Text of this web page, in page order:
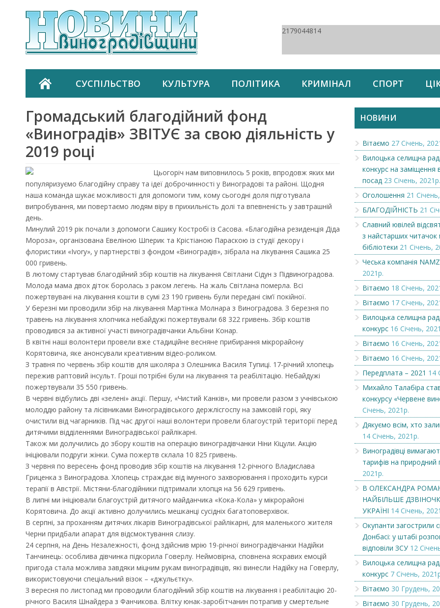
2179044814
СУСПІЛЬСТВО КУЛЬТУРА ПОЛІТИКА КРИМІНАЛ СПОРТ
Громадський благодійний фонд
«Виноградів» ЗВІТУЄ за свою діяльність у
2019 році
Цьогоріч нам виповнилось 5 років, впродовж яких ми
популяризуємо благодійну справу та ідеї доброчинності у Виноградові та районі. Щодня
наша команда шукає можливості для допомоги тим, кому сьогодні доля підготувала
випробування, ми повертаємо людям віру в прихильність долі та впевненість у завтрашній
день.
Минулий 2019 рік почали з допомоги Сашику Костробі із Сасова. «Благодійна резиденція Діда
Мороза», організована Евеліною Шперик та Крістіаною Параскою із студії декору і
флористики «Ivory», у партнерстві з фондом «Виноградів», зібрала на лікування Сашика 25
000 гривень.
В лютому стартував благодійний збір коштів на лікування Світлани Сідун з Підвиноградова.
Молода мама двох діток боролась з раком легень. На жаль Світлана померла. Всі
пожертвувані на лікування кошти в сумі 23 190 гривень були передані сім’ї покійної.
У березні ми проводили збір на лікування Мартінка Молнара з Виноградова. З березня по
травень на лікування хлопчика небайдужі пожертвували 68 322 гривень. Збір коштів
проводився за активної участі виноградівчанки Альбіни Конар.
В квітні наші волонтери провели вже стадиційне весняне прибирання мікрорайону
Корятовича, яке анонсували креативним відео-роликом.
З травня по червень збір коштів для школяра з Олешника Василя Тупиці. 17-річний хлопець
пережив раптовий інсульт. Гроші потрібні були на лікування та реабілітацію. Небайдужі
пожертвували 35 550 гривень.
В червні відбулись дві «зелені» акції. Першу, «Чистий Канків», ми провели разом з учнівською
молоддю району та лісівниками Виноградівського держлісгоспу на замковій горі, яку
очистили від чагарників. Під час другої наші волонтери провели благоустрій території перед
дитячими відділеннями Виноградівської райлікарні.
Також ми долучились до збору коштів на операцію виноградівчанки Ніни Кіцули. Акцію
ініціювали подруги жінки. Сума пожертв склала 10 825 гривень.
З червня по вересень фонд проводив збір коштів на лікування 12-річного Владислава
Гриценка з Виноградова. Хлопець страждає від імунного захворювання і проходить курси
терапії в Австрії. Містяни-благодійники підтримали хлопця на 56 629 гривень.
В липні ми ініціювали благоустрій дитячого майданчика «Кока-Кола» у мікрорайоні
Корятовича. До акції активно долучились мешканці сусідніх багатоповерхівок.
В серпні, за проханням дитячих лікарів Виноградівської райлікарні, для маленького жителя
Черни придбали апарат для відсмоктування слизу.
24 серпня, на День Незалежності, фонд здійснив мрію 19-річної виноградівчанки Надійки
Танчинець: особлива дівчинка підкорила Говерлу. Неймовірна, сповнена яскравих емоцій
пригода стала можлива завдяки міцним рукам виноградівців, які винесли Надійку на Говерлу,
використовуючи спеціальний візок – «джульєтку».
З вересня по листопад ми проводили благодійний збір коштів на лікування і реабілітацію 20-
річного Василя Шнайдера з Фанчикова. Влітку юнак-заробітчанин потрапив у смертельне
НОВИНИ
Вітаємо 27 Січень,
Вилоцька селищна
конкурс на заміщення
посад 23 Січень, 2021р.
Оголошення 21
БЛАГОДІЙНІСТЬ 21
Славний ювілей
з найстарших читачок
бібліотеки 21 Січень,
Чеська компанія
2021р.
Вітаємо 18 Січень,
Вітаємо 17 Січень,
Вилоцька селищна
конкурс 16 Січень,
Вітаємо 16 Січень,
Вітаємо 16 Січень,
Передплата – 2021 14
Михайло Талабіра
конкурсу «Червене
Січень, 2021р.
Дякуємо всім, хто
14 Січень, 2021р.
Виноградівці
тарифів на природний
2021р.
В ОЛЕКСАНДРА
НАЙБІЛЬШЕ
УКРАЇНІ 14 Січень,
Окупанти загострили
Донбасі: у штабі
відповіли ЗСУ 12
Вилоцька селищна
конкурс 7 Січень,
Вітаємо 30 Грудень,
Вітаємо 30 Грудень,
Славний ювілей відсвяткувала
одна з найстарших читачок
Вітаємо
Запрошуємо на роботу в
Чеська компанія NAMZOR
Викупимо бруньки